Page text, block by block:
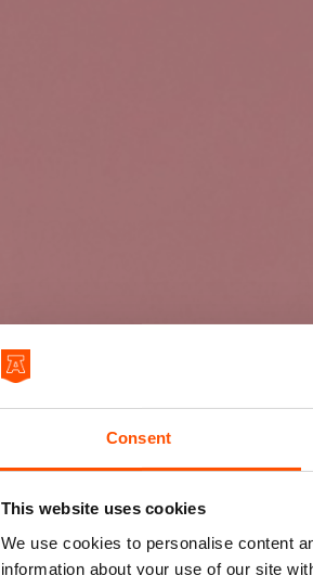
Consent
This website uses cookies
We use cookies to personalise content
information about your use of our site